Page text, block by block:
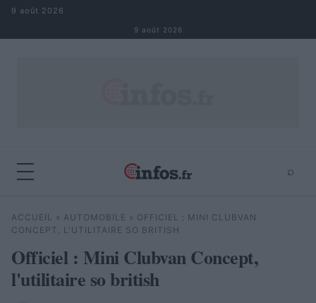
Aller au contenu
9 août 2026
9 août 2026
⌕
Rechercher
ACCUEIL » AUTOMOBILE » OFFICIEL : MINI CLUBVAN
CONCEPT, L'UTILITAIRE SO BRITISH
Officiel : Mini Clubvan Concept,
l'utilitaire so british